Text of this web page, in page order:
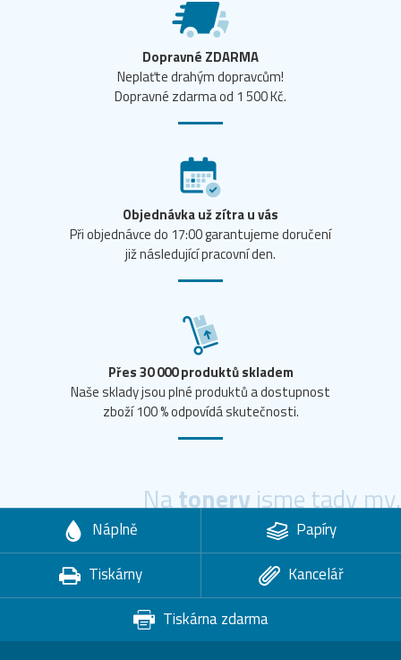
Dopravné ZDARMA
Neplaťte drahým dopravcům!
Dopravné zdarma od 1 500 Kč.
Objednávka už zítra u vás
Při objednávce do 17:00 garantujeme doručení
již následující pracovní den.
Přes 30 000 produktů skladem
Naše sklady jsou plné produktů a dostupnost
zboží 100 % odpovídá skutečnosti.
Natoneryjsme tady my.
Náplně
Papíry
Tiskárny
Kancelář
Tiskárna zdarma